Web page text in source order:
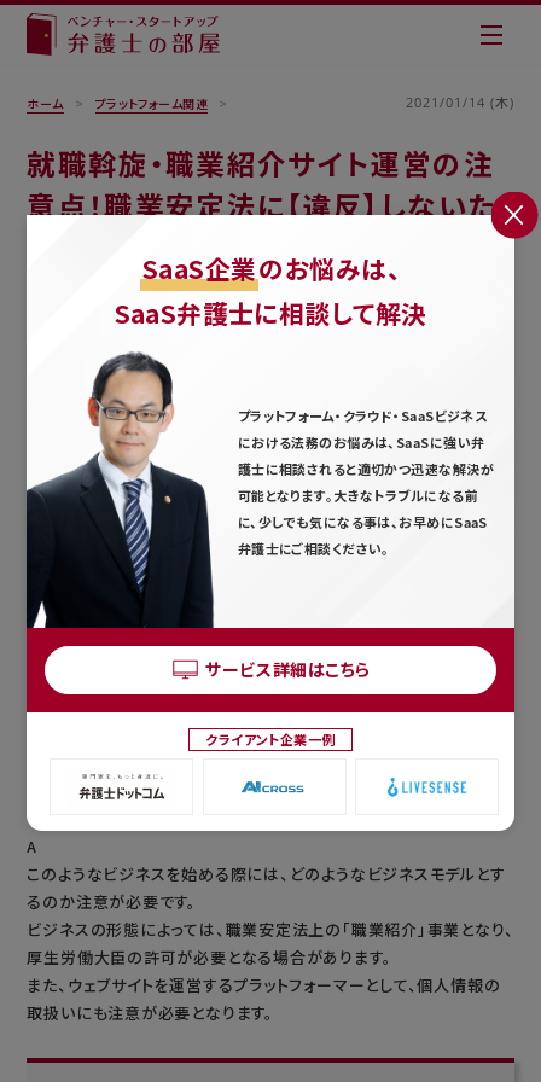
ホーム プラットフォーム関連 2021/01/14 (木)
就職斡旋・職業紹介サイト運営の注
意点！職業安定法に【違反】しないた
Q
私は、インターネット上のウェブサイトで、求人者と求職者がマッチン
この場合の法律上の問題点や禁止事項を教えてください。
A
このようなビジネスを始める際には、どのようなビジネスモデルとす
るのか注意が必要です。
ビジネスの形態によっては、職業安定法上の「職業紹介」事業となり、
厚生労働大臣の許可が必要となる場合があります。
また、ウェブサイトを運営するプラットフォーマーとして、個人情報の
取扱いにも注意が必要となります。
SaaS企業のお悩みは、
SaaS弁護士に相談して解決
プラットフォーム・クラウド・SaaSビジネス
における法務のお悩みは、SaaSに強い弁
護士に相談されると適切かつ迅速な解決が
可能となります。大きなトラブルになる前
に、少しでも気になる事は、お早めにSaaS
弁護士にご相談ください。
サービス詳細はこちら
クライアント企業一例